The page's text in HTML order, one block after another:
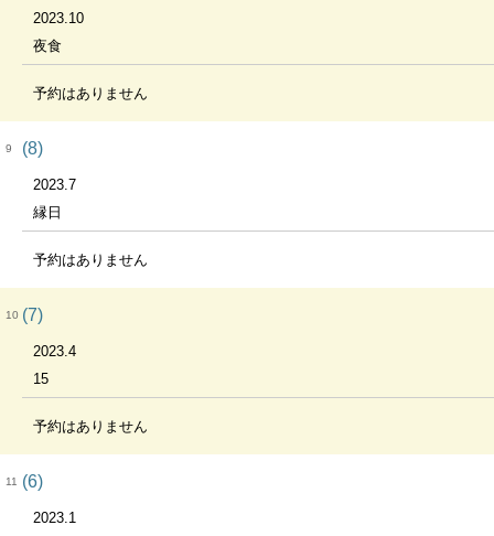
2023.10
夜食
予約はありません
9 (8)
2023.7
縁日
予約はありません
10 (7)
2023.4
15
予約はありません
11 (6)
2023.1